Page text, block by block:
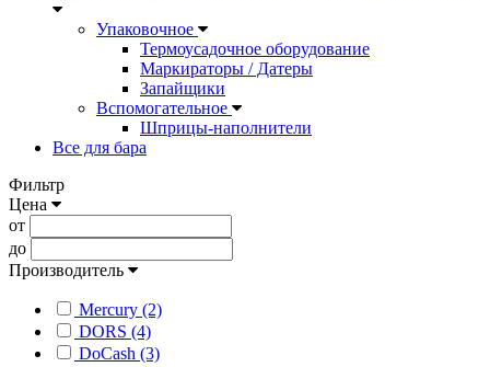
Упаковочное
Термоусадочное оборудование
Маркираторы / Датеры
Запайщики
Вспомогательное
Шприцы-наполнители
Все для бара
Фильтр
Цена
от
до
Производитель
Mercury (2)
DORS (4)
DoCash (3)